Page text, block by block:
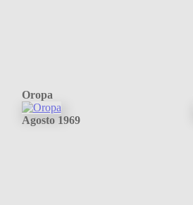
Oropa
Agosto 1969